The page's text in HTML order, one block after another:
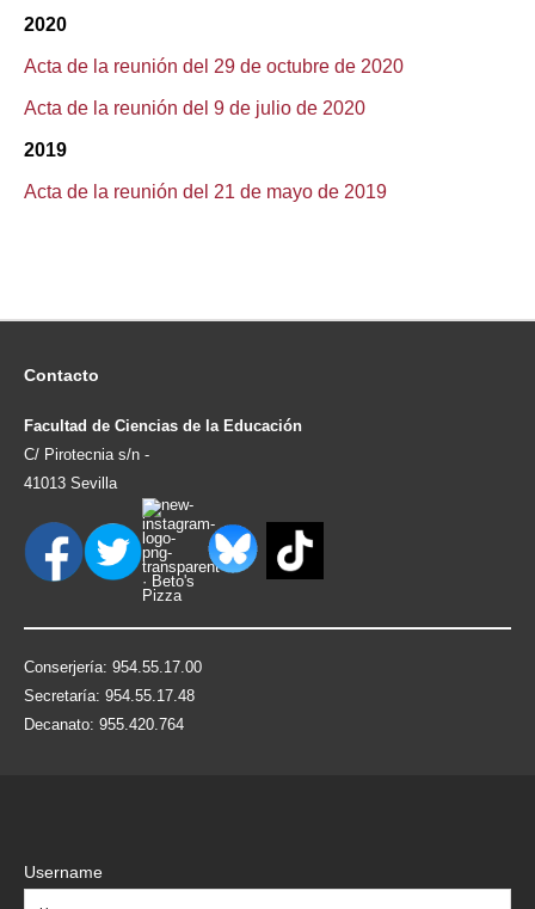
2020
Acta de la reunión del 29 de octubre de 2020
Acta de la reunión del 9 de julio de 2020
2019
Acta de la reunión del 21 de mayo de 2019
Contacto
Facultad de Ciencias de la Educación
C/ Pirotecnia s/n -
41013 Sevilla
Conserjería: 954.55.17.00
Secretaría: 954.55.17.48
Decanato: 955.420.764
Username